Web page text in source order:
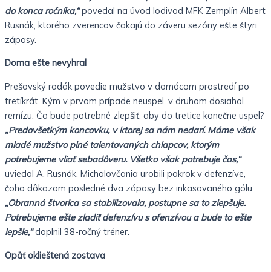
do konca ročníka,“povedal na úvod lodivod MFK Zemplín Albert
Rusnák, ktorého zverencov čakajú do záveru sezóny ešte štyri
zápasy.
Doma ešte nevyhral
Prešovský rodák povedie mužstvo v domácom prostredí po
tretíkrát. Kým v prvom prípade neuspel, v druhom dosiahol
remízu. Čo bude potrebné zlepšiť, aby do tretice konečne uspel?
„Predovšetkým koncovku, v ktorej sa nám nedarí. Máme však
mladé mužstvo plné talentovaných chlapcov, ktorým
potrebujeme vliať sebadôveru. Všetko však potrebuje čas,“
uviedol A. Rusnák. Michalovčania urobili pokrok v defenzíve,
čoho dôkazom posledné dva zápasy bez inkasovaného gólu.
„Obranná štvorica sa stabilizovala, postupne sa to zlepšuje.
Potrebujeme ešte zladiť defenzívu s ofenzívou a bude to ešte
lepšie,“doplnil 38-ročný tréner.
Opäť oklieštená zostava